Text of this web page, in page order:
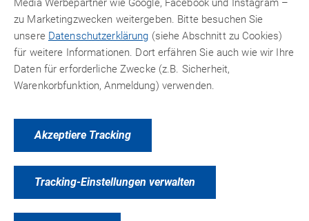
Araldite®AW 2101/HW 2951
Media Werbepartner wie Google, Facebook und Instagram –
zu Marketingzwecken weitergeben. Bitte besuchen Sie
unsere Datenschutzerklärung (siehe Abschnitt zu Cookies)
für weitere Informationen. Dort erfähren Sie auch wie wir Ihre
Daten für erforderliche Zwecke (z.B. Sicherheit,
Warenkorbfunktion, Anmeldung) verwenden.
Akzeptiere Tracking
Tracking-Einstellungen verwalten